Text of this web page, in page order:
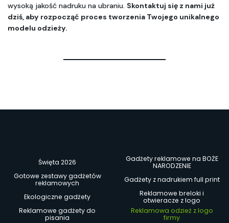
wysoką jakość nadruku na ubraniu. Skontaktuj się z nami już
dziś, aby rozpocząć proces tworzenia Twojego unikalnego
modelu odzieży.
Święta 2026
Gadżety reklamowe na BOŻE
NARODZENIE
Gotowe zestawy gadżetów
reklamowych
Gadżety z nadrukiem full print
Ekologiczne gadżety
Reklamowe breloki i
otwieracze z logo
Reklamowe gadżety do
pisania
Reklamowa odzież z logo
firmy